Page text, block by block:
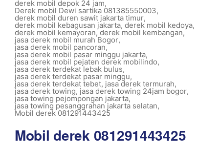
derek mobil depok 24 jam,
Derek mobil Dewi sartika 081385550003,
derek mobil duren sawit jakarta timur,
derek mobil kebagusan jakarta, derek mobil kedoya,
derek mobil kemayoran,derek mobil kembangan,
jasa derek mobil murah Bogor,
jasa derek mobil pancoran,
jasa derek mobil pasar minggu jakarta,
jasa derek mobil pejaten derek mobilindo,
jasa derek terdekat lebak bulus,
jasa derek terdekat pasar minggu,
jasa derek terdekat tebet, jasa derek termurah,
jasa derek towing, jasa derek towing 24jam bogor,
jasa towing pejompongan jakarta,
jasa towing pesanggrahan jakarta selatan,
Mobil derek 081291443425
Mobil derek 081291443425